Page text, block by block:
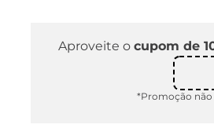
Aproveite o cupom de
*Promoção não